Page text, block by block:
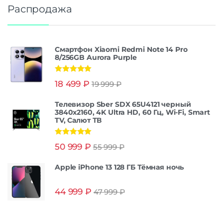
Распродажа
Смартфон Xiaomi Redmi Note 14 Pro
8/256GB Aurora Purple
из 5
18 499 ₽ 19 999₽
Телевизор Sber SDX 65U4121 черный
3840x2160, 4K Ultra HD, 60 Гц, Wi-Fi, Smart
TV, Салют ТВ
из 5
50 999 ₽ 55 999₽
Apple iPhone 13 128 ГБ Тёмная ночь
44 999 ₽ 47 999₽